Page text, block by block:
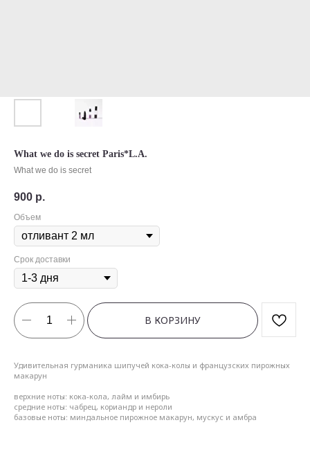
What we do is secret Paris*L.A.
What we do is secret
900 р.
Объем
Срок доставки
В КОРЗИНУ
Удивительная гурманика шипучей кока-колы и французских пирожных
макарун
верхние ноты: кока-кола, лайм и имбирь
средние ноты: чабрец, кориандр и нероли
базовые ноты: миндальное пирожное макарун, мускус и амбра